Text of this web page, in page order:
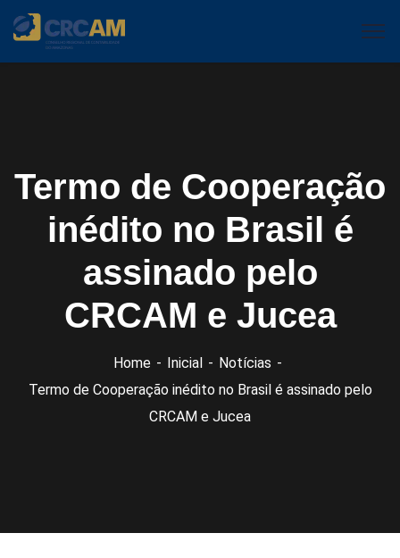
Termo de Cooperação
inédito no Brasil é
assinado pelo
CRCAM e Jucea
Home Inicial
Notícias
Termo de Cooperação inédito no Brasil é assinado pelo
CRCAM e Jucea